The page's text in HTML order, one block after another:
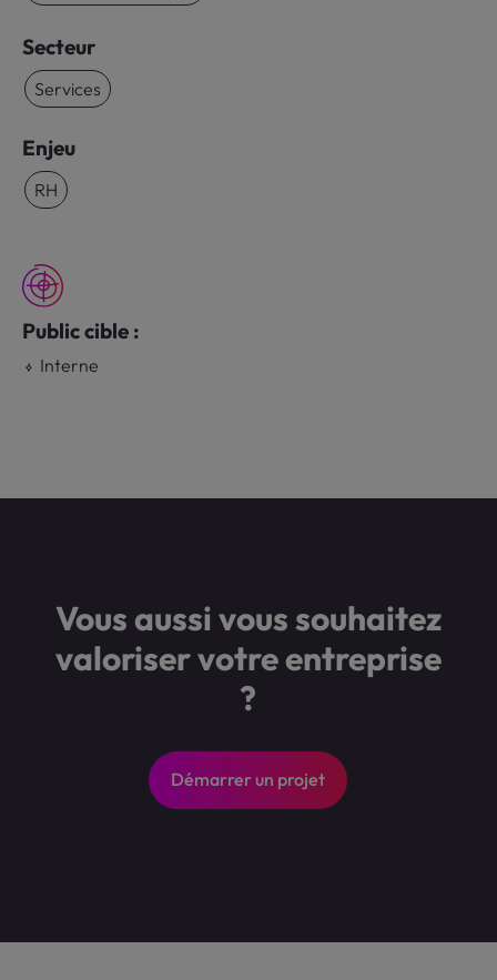
Secteur
Services
Enjeu
RH
Public cible :
Interne
Vous aussi vous souhaitez
valoriser votre entreprise
?
Démarrer un projet